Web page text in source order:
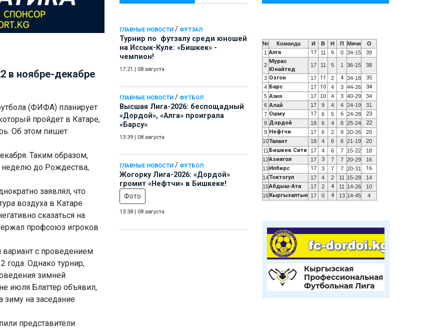
ГЛАВНЫЕ НОВОСТИ / ФУТЗАЛ
Турнир по футзалу среди юношей
на Иссык-Куле: «Бишкек» -
чемпион!
17:21 08 августа
ГЛАВНЫЕ НОВОСТИ / ФУТБОЛ
Высшая Лига-2026: беспощадный
«Дордой», «Алга» проиграла
«Барсу»
13:39 08 августа
ГЛАВНЫЕ НОВОСТИ / ФУТБОЛ
Жогорку Лига-2026: «Дордой»
громит «Нефтчи» в Бишкеке!
Фото
13:38 08 августа
в ноябре-декабре
(ФИФА) планирует
пройдет в Катаре,
Об этом пишет
Таким образом,
до Рождества,
заявлял, что
воздуха в Катаре
сказаться на
профсоюз игроков
с проведением
года. Однако турнир,
зимней
июля Блаттер объявил,
зиму на заседание
представители
№ Команда И В Н П Мячи
О
1 Алга 17 11 6 0 34-15 39
2
Мурас
Юнайтед
17 11 5 1 36-15 38
3 Озгон 17 11 2 4 34-18 35
4 Барс 17 10 4 3 44-26 34
5 Азия 17 10 4 3 40-29
34
6 Алай 17 9 4 4 24-19
31
7 Ошму 17 6 5 6 24-28 23
8 Дордой 18 6 4 8 25-24 22
9 Нефтчи 17 6 2 9 20-26
20
10Талант 18 4 8 6 21-19
20
11 Бишкек Сити 17 4 6 7 15-22
18
12Азиягол 17 3 7 7 20-29
16
13 Илбирс 17 3 7 7 20-31 16
14Токтогул 17 4 2 11 15-28
14
15Абдыш-Ата 17 2 4 11 14-26
10
16 Кыргызалтын 17 0 4 13 14-45 4